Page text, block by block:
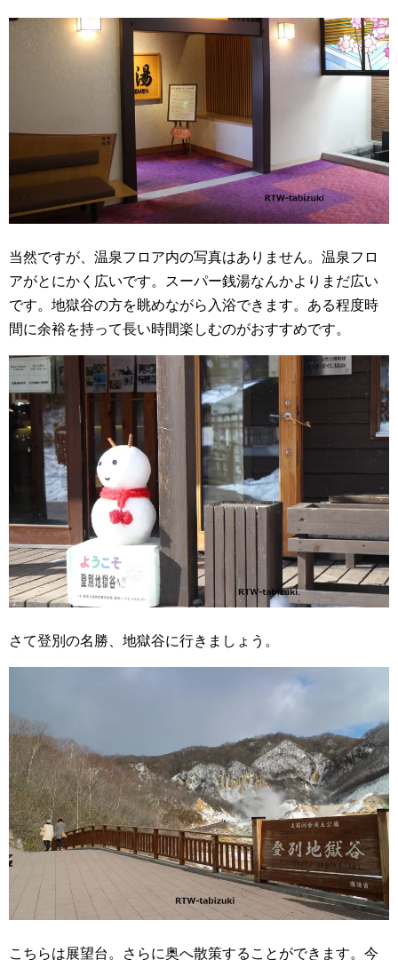
当然ですが、温泉フロア内の写真はありません。温泉フロ
アがとにかく広いです。スーパー銭湯なんかよりまだ広い
です。地獄谷の方を眺めながら入浴できます。ある程度時
間に余裕を持って長い時間楽しむのがおすすめです。
さて登別の名勝、地獄谷に行きましょう。
こちらは展望台。さらに奥へ散策することができます。今